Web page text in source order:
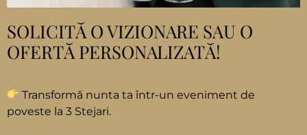
SOLICITĂ O VIZIONARE SAU O
OFERTĂ PERSONALIZATĂ!
Transformă nunta ta într-un eveniment de
poveste la 3 Stejari.